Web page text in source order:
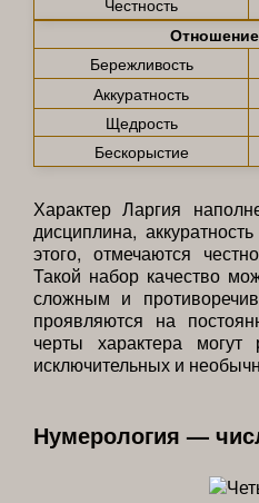
Бережливость
Аккуратность
Щедрость
Бескорыстие
Характер Ларгия
дисциплина,
этого, отмечаются
Такой набор качество
сложным и
проявляются на
черты характера могут
исключительных и
Нумерология —